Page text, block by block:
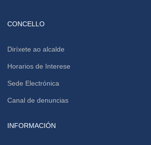
CONCELLO
Diríxete ao alcalde
Horarios de Interese
Sede Electrónica
Canal de denuncias
INFORMACIÓN